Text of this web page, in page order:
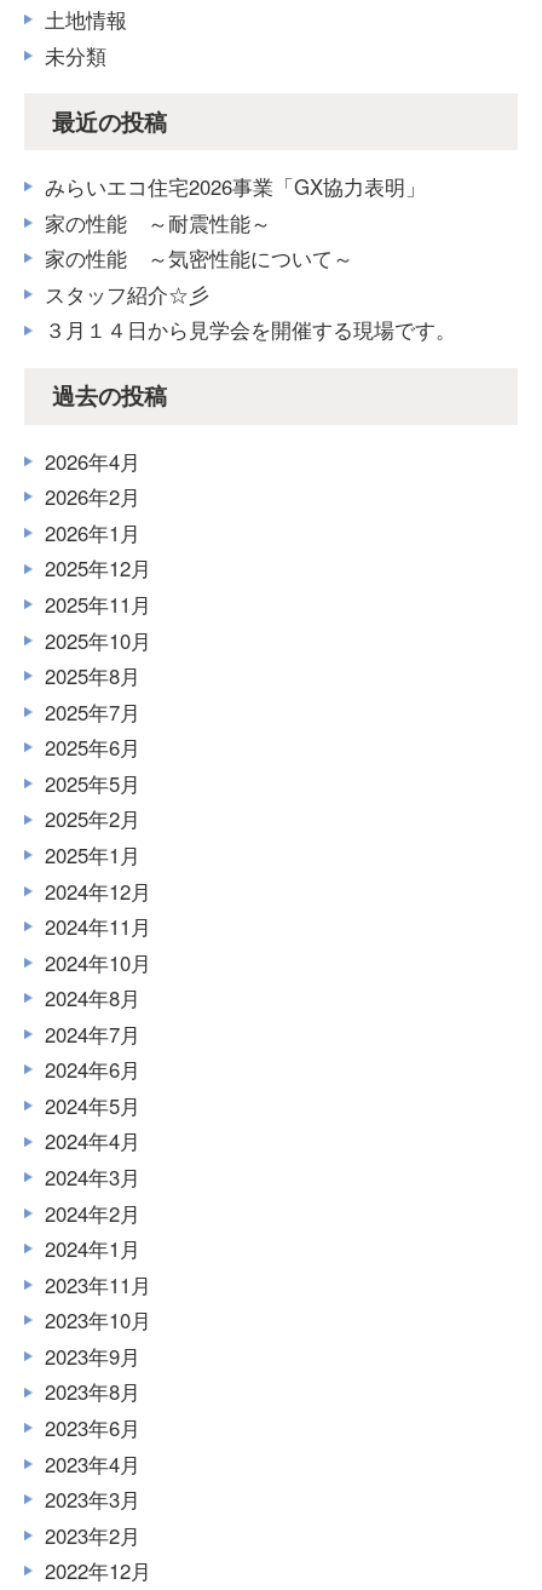
土地情報
未分類
最近の投稿
みらいエコ住宅2026事業「GX協力表明」
家の性能 ～耐震性能～
家の性能 ～気密性能について～
スタッフ紹介☆彡
３月１４日から見学会を開催する現場です。
過去の投稿
2026年4月
2026年2月
2026年1月
2025年12月
2025年11月
2025年10月
2025年8月
2025年7月
2025年6月
2025年5月
2025年2月
2025年1月
2024年12月
2024年11月
2024年10月
2024年8月
2024年7月
2024年6月
2024年5月
2024年4月
2024年3月
2024年2月
2024年1月
2023年11月
2023年10月
2023年9月
2023年8月
2023年6月
2023年4月
2023年3月
2023年2月
2022年12月